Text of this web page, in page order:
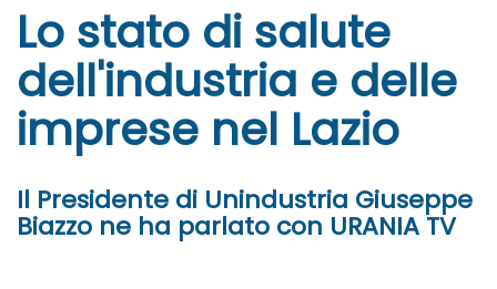
Lo stato di salute
dell'industria e delle
imprese nel Lazio
Il Presidente di Unindustria Giuseppe
Biazzo ne ha parlato con URANIA TV